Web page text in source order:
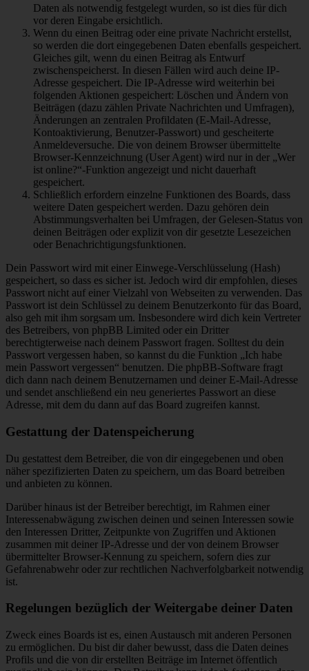
Daten als notwendig festgelegt wurden, so ist dies für dich
vor deren Eingabe ersichtlich.
Wenn du einen Beitrag oder eine private Nachricht erstellst,
so werden die dort eingegebenen Daten ebenfalls gespeichert.
Gleiches gilt, wenn du einen Beitrag als Entwurf
zwischenspeicherst. In diesen Fällen wird auch deine IP-
Adresse gespeichert. Die IP-Adresse wird weiterhin bei
folgenden Aktionen gespeichert: Löschen und Ändern von
Beiträgen (dazu zählen Private Nachrichten und Umfragen),
Änderungen an zentralen Profildaten (E-Mail-Adresse,
Kontoaktivierung, Benutzer-Passwort) und gescheiterte
Anmeldeversuche. Die von deinem Browser übermittelte
Browser-Kennzeichnung (User Agent) wird nur in der „Wer
ist online?“-Funktion angezeigt und nicht dauerhaft
gespeichert.
Schließlich erfordern einzelne Funktionen des Boards, dass
weitere Daten gespeichert werden. Dazu gehören dein
Abstimmungsverhalten bei Umfragen, der Gelesen-Status von
deinen Beiträgen oder explizit von dir gesetzte Lesezeichen
oder Benachrichtigungsfunktionen.
Dein Passwort wird mit einer Einwege-Verschlüsselung (Hash)
gespeichert, so dass es sicher ist. Jedoch wird dir empfohlen, dieses
Passwort nicht auf einer Vielzahl von Webseiten zu verwenden. Das
Passwort ist dein Schlüssel zu deinem Benutzerkonto für das Board,
also geh mit ihm sorgsam um. Insbesondere wird dich kein Vertreter
des Betreibers, von phpBB Limited oder ein Dritter
berechtigterweise nach deinem Passwort fragen. Solltest du dein
Passwort vergessen haben, so kannst du die Funktion „Ich habe
mein Passwort vergessen“ benutzen. Die phpBB-Software fragt
dich dann nach deinem Benutzernamen und deiner E-Mail-Adresse
und sendet anschließend ein neu generiertes Passwort an diese
Adresse, mit dem du dann auf das Board zugreifen kannst.
Gestattung der Datenspeicherung
Du gestattest dem Betreiber, die von dir eingegebenen und oben
näher spezifizierten Daten zu speichern, um das Board betreiben
und anbieten zu können.
Darüber hinaus ist der Betreiber berechtigt, im Rahmen einer
Interessenabwägung zwischen deinen und seinen Interessen sowie
den Interessen Dritter, Zeitpunkte von Zugriffen und Aktionen
zusammen mit deiner IP-Adresse und der von deinem Browser
übermittelter Browser-Kennung zu speichern, sofern dies zur
Gefahrenabwehr oder zur rechtlichen Nachverfolgbarkeit notwendig
ist.
Regelungen bezüglich der Weitergabe deiner Daten
Zweck eines Boards ist es, einen Austausch mit anderen Personen
zu ermöglichen. Du bist dir daher bewusst, dass die Daten deines
Profils und die von dir erstellten Beiträge im Internet öffentlich